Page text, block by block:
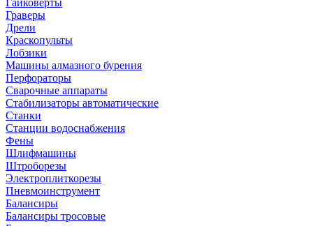
Гайковерты
Граверы
Дрели
Краскопульты
Лобзики
Машины алмазного бурения
Перфораторы
Сварочные аппараты
Стабилизаторы автоматические
Станки
Станции водоснабжения
Фены
Шлифмашины
Штроборезы
Электроплиткорезы
Пневмоинструмент
Балансиры
Балансиры тросовые